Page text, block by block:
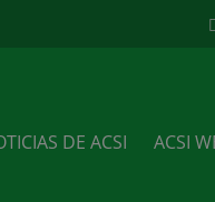
DE ACSI ACSI